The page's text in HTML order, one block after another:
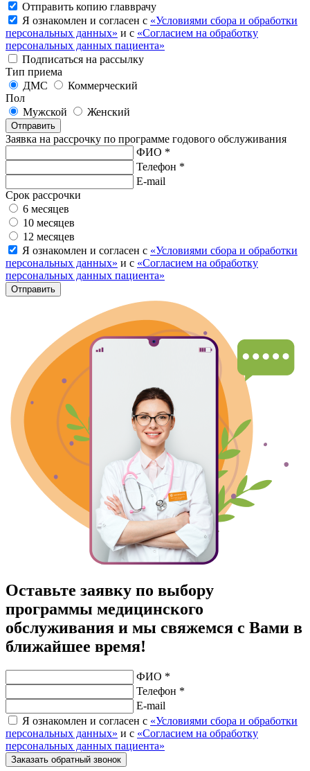
Отправить копию главврачу
Я ознакомлен и согласен с «Условиями сбора и обработки
персональных данных» и с «Согласием на обработку
персональных данных пациента»
Подписаться на рассылку
Тип приема
ДМС
Коммерческий
Пол
Мужской
Женский
Отправить
Заявка на рассрочку по программе годового обслуживания
ФИО *
Телефон *
E-mail
Срок рассрочки
6 месяцев
10 месяцев
12 месяцев
Я ознакомлен и согласен с «Условиями сбора и обработки
персональных данных» и с «Согласием на обработку
персональных данных пациента»
Отправить
Оставьте заявку по выбору
программы медицинского
обслуживания и мы свяжемся с Вами в
ближайшее время!
ФИО *
Телефон *
E-mail
Я ознакомлен и согласен с «Условиями сбора и обработки
персональных данных» и с «Согласием на обработку
персональных данных пациента»
Заказать обратный звонок